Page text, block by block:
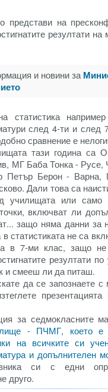
представи на
резултати
и новини за
статистика
след 4-ти и след
сравнение е
тази година са
МГ Баба Тонка -
Берон - Варна,
Дали това са
училищата или само
включват ли
защо няма данни за
в статистиката не са
в 7-ми клас, защо
резултати
и смееш ли да питаш.
да се запознаете с
презентацията
за седмокласните
- ПЧМГ, което е
на всичките си
и допълнителен
си с едни
друго.